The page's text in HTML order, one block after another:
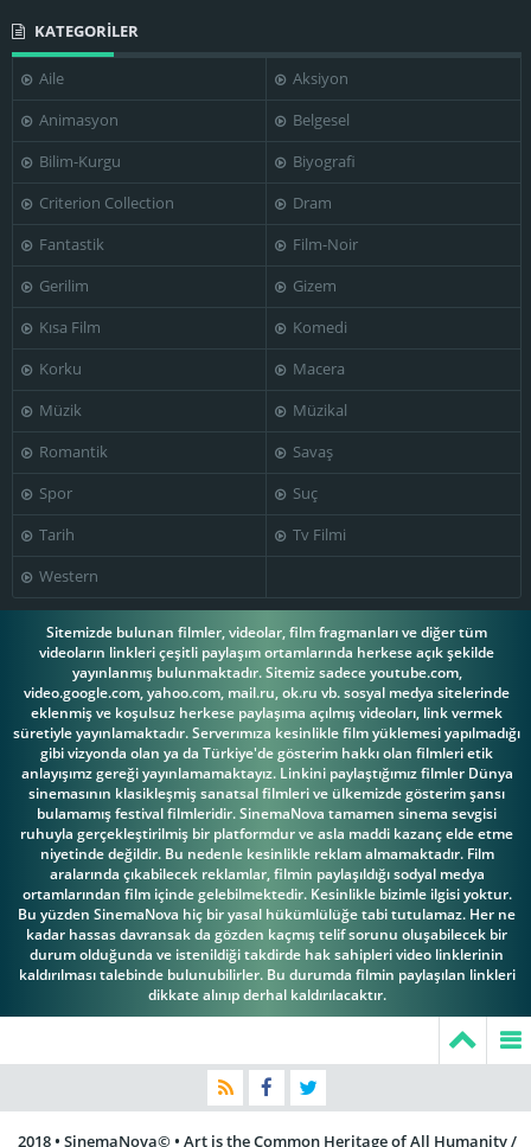
KATEGORİLER
Aile
Aksiyon
Animasyon
Belgesel
Bilim-Kurgu
Biyografi
Criterion Collection
Dram
Fantastik
Film-Noir
Gerilim
Gizem
Kısa Film
Komedi
Korku
Macera
Müzik
Müzikal
Romantik
Savaş
Spor
Suç
Tarih
Tv Filmi
Western
Sitemizde bulunan filmler, videolar, film fragmanları ve diğer tüm
videoların linkleri çeşitli paylaşım ortamlarında herkese açık şekilde
yayınlanmış bulunmaktadır. Sitemiz sadece youtube.com,
video.google.com, yahoo.com, mail.ru, ok.ru vb. sosyal medya sitelerinde
eklenmiş ve koşulsuz herkese paylaşıma açılmış videoları, link vermek
süretiyle yayınlamaktadır. Serverımıza kesinlikle film yüklemesi yapılmadığı
gibi vizyonda olan ya da Türkiye'de gösterim hakkı olan filmleri etik
anlayışımz gereği yayınlamamaktayız. Linkini paylaştığımız filmler Dünya
sinemasının klasikleşmiş sanatsal filmleri ve ülkemizde gösterim şansı
bulamamış festival filmleridir. SinemaNova tamamen sinema sevgisi
ruhuyla gerçekleştirilmiş bir platformdur ve asla maddi kazanç elde etme
niyetinde değildir. Bu nedenle kesinlikle reklam almamaktadır. Film
aralarında çıkabilecek reklamlar, filmin paylaşıldığı sodyal medya
ortamlarından film içinde gelebilmektedir. Kesinlikle bizimle ilgisi yoktur.
Bu yüzden SinemaNova hiç bir yasal hükümlülüğe tabi tutulamaz. Her ne
kadar hassas davransak da gözden kaçmış telif sorunu oluşabilecek bir
durum olduğunda ve istenildiği takdirde hak sahipleri video linklerinin
kaldırılması talebinde bulunubilirler. Bu durumda filmin paylaşılan linkleri
dikkate alınıp derhal kaldırılacaktır.
2018 • SinemaNova© • Art is the Common Heritage of All Humanity /